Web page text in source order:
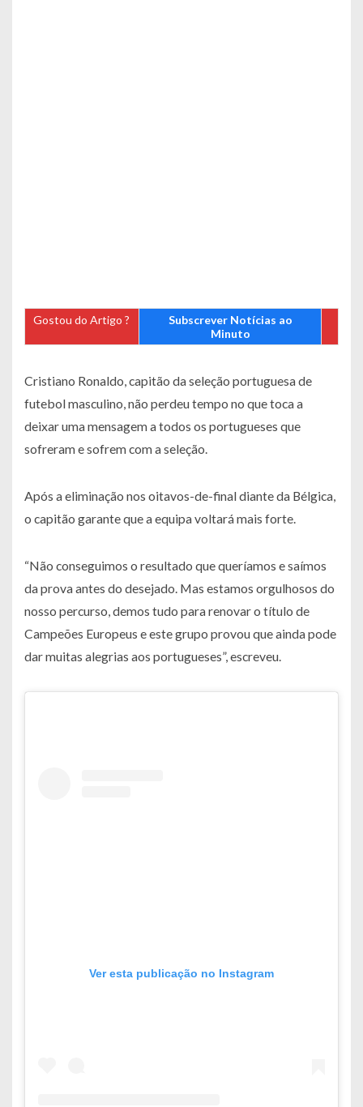
Gostou do Artigo ?
Subscrever Notícias ao
Minuto
Cristiano Ronaldo, capitão da seleção portuguesa de
futebol masculino, não perdeu tempo no que toca a
deixar uma mensagem a todos os portugueses que
sofreram e sofrem com a seleção.
Após a eliminação nos oitavos-de-final diante da Bélgica,
o capitão garante que a equipa voltará mais forte.
“Não conseguimos o resultado que queríamos e saímos
da prova antes do desejado. Mas estamos orgulhosos do
nosso percurso, demos tudo para renovar o título de
Campeões Europeus e este grupo provou que ainda pode
dar muitas alegrias aos portugueses”, escreveu.
Ver esta publicação no Instagram